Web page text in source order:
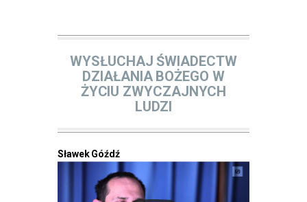
WYSŁUCHAJ ŚWIADECTW
DZIAŁANIA BOŻEGO W
ŻYCIU ZWYCZAJNYCH
LUDZI
Sławek Góźdź